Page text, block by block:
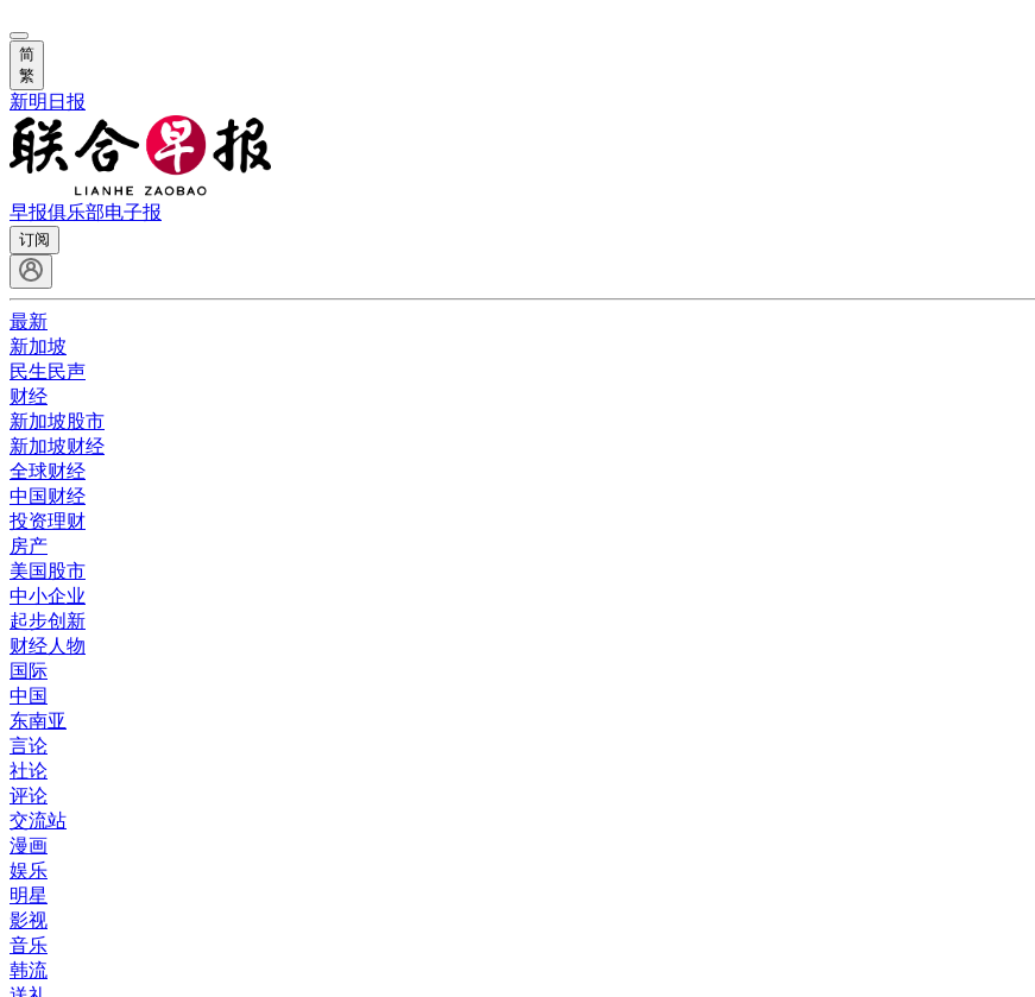
简
繁
新明日报
早报俱乐部电子报
订阅
最新
新加坡
民生民声
财经
新加坡股市
新加坡财经
全球财经
中国财经
投资理财
房产
美国股市
中小企业
起步创新
财经人物
国际
中国
东南亚
言论
社论
评论
交流站
漫画
娱乐
明星
影视
音乐
韩流